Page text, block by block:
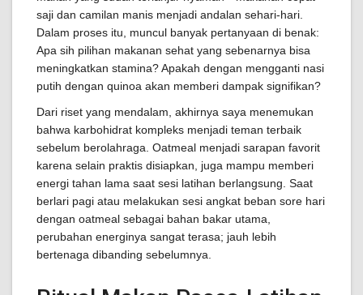
saji dan camilan manis menjadi andalan sehari-hari.
Dalam proses itu, muncul banyak pertanyaan di benak:
Apa sih pilihan makanan sehat yang sebenarnya bisa
meningkatkan stamina? Apakah dengan mengganti nasi
putih dengan quinoa akan memberi dampak signifikan?
Dari riset yang mendalam, akhirnya saya menemukan
bahwa karbohidrat kompleks menjadi teman terbaik
sebelum berolahraga. Oatmeal menjadi sarapan favorit
karena selain praktis disiapkan, juga mampu memberi
energi tahan lama saat sesi latihan berlangsung. Saat
berlari pagi atau melakukan sesi angkat beban sore hari
dengan oatmeal sebagai bahan bakar utama,
perubahan energinya sangat terasa; jauh lebih
bertenaga dibanding sebelumnya.